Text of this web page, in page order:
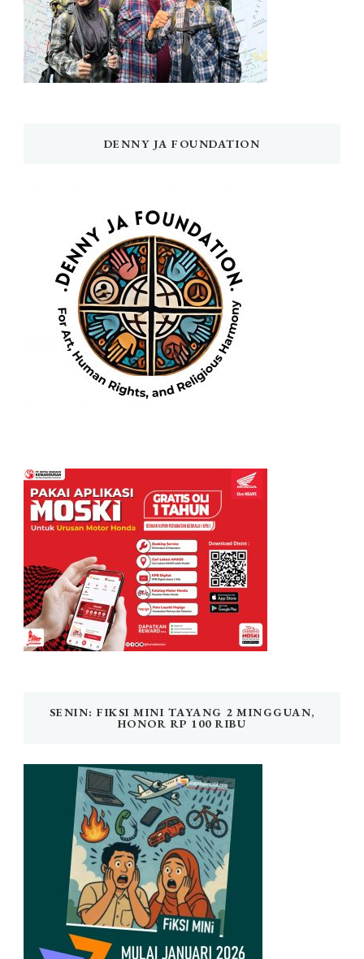
DENNY JA FOUNDATION
SENIN: FIKSI MINI TAYANG 2 MINGGUAN,
HONOR RP 100 RIBU